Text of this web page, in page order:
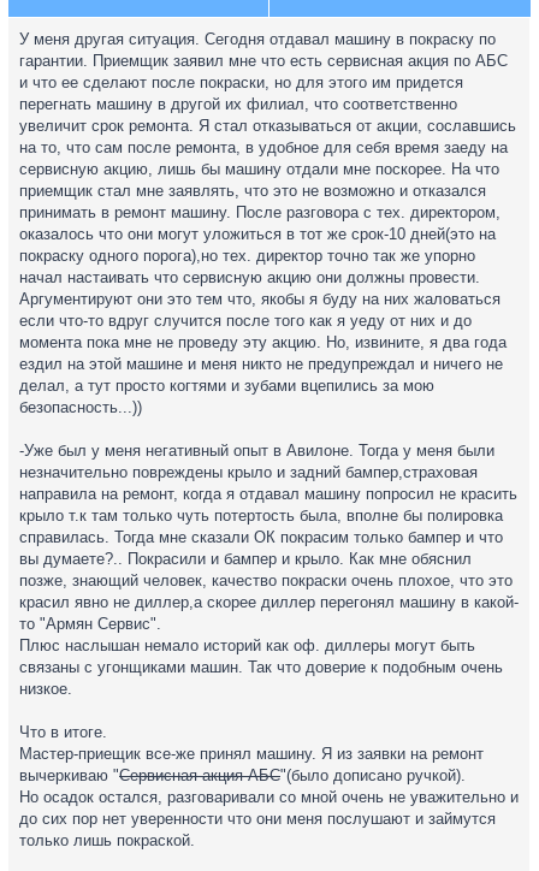
У меня другая ситуация. Сегодня отдавал машину в покраску по
гарантии. Приемщик заявил мне что есть сервисная акция по АБС
и что ее сделают после покраски, но для этого им придется
перегнать машину в другой их филиал, что соответственно
увеличит срок ремонта. Я стал отказываться от акции, сославшись
на то, что сам после ремонта, в удобное для себя время заеду на
сервисную акцию, лишь бы машину отдали мне поскорее. На что
приемщик стал мне заявлять, что это не возможно и отказался
принимать в ремонт машину. После разговора с тех. директором,
оказалось что они могут уложиться в тот же срок-10 дней(это на
покраску одного порога),но тех. директор точно так же упорно
начал настаивать что сервисную акцию они должны провести.
Аргументируют они это тем что, якобы я буду на них жаловаться
если что-то вдруг случится после того как я уеду от них и до
момента пока мне не проведу эту акцию. Но, извините, я два года
ездил на этой машине и меня никто не предупреждал и ничего не
делал, а тут просто когтями и зубами вцепились за мою
безопасность...))
-Уже был у меня негативный опыт в Авилоне. Тогда у меня были
незначительно повреждены крыло и задний бампер,страховая
направила на ремонт, когда я отдавал машину попросил не красить
крыло т.к там только чуть потертость была, вполне бы полировка
справилась. Тогда мне сказали ОК покрасим только бампер и что
вы думаете?.. Покрасили и бампер и крыло. Как мне обяснил
позже, знающий человек, качество покраски очень плохое, что это
красил явно не диллер,а скорее диллер перегонял машину в какой-
то "Армян Сервис".
Плюс наслышан немало историй как оф. диллеры могут быть
связаны с угонщиками машин. Так что доверие к подобным очень
низкое.
Что в итоге.
Мастер-приещик все-же принял машину. Я из заявки на ремонт
вычеркиваю "Сервисная акция АБС"(было дописано ручкой).
Но осадок остался, разговаривали со мной очень не уважительно и
до сих пор нет уверенности что они меня послушают и займутся
только лишь покраской.